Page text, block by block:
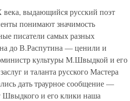
выдающийся русский поэт
понимают значимость
писатели самых разных
до В.Распутина — ценили и
культуры М.Швыдкой и его
и таланта русского Мастера
дать траурное сообщение —
Швыдкого и его клики наша